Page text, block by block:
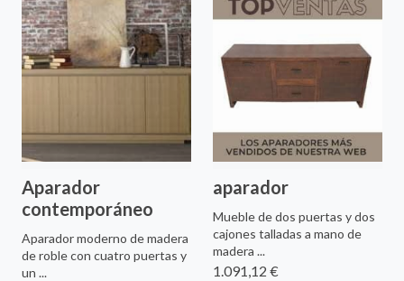
Aparador
contemporáneo
Aparador moderno de madera
de roble con cuatro puertas y
un ...
aparador
Mueble de dos puertas y dos
cajones talladas a mano de
madera ...
1.091,12 €